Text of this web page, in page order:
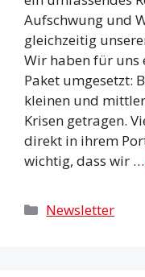
Aufschwung und
gleichzeitig
Wir haben für uns
Paket umgesetzt:
kleinen und
Krisen getragen.
direkt in ihrem
wichtig, dass wir …
Kategorien
Newsletter